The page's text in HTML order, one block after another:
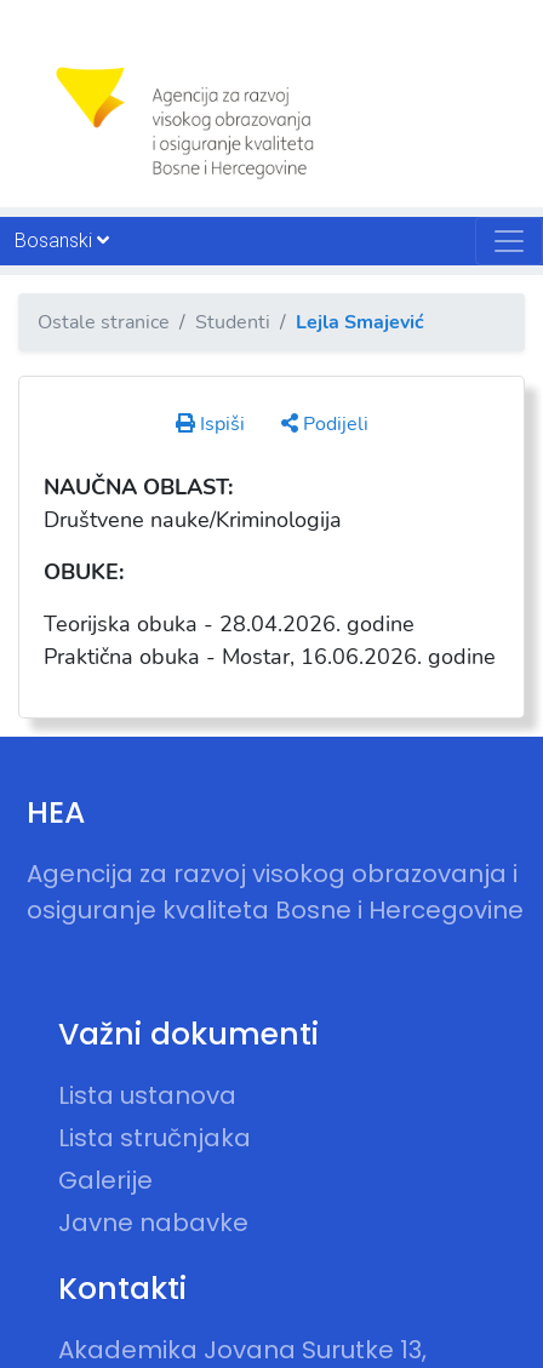
Bosanski
Ostale stranice Studenti Lejla Smajević
Ispiši Podijeli
NAUČNA OBLAST:
Društvene nauke/Kriminologija
OBUKE:
Teorijska obuka - 28.04.2026. godine
Praktična obuka - Mostar, 16.06.2026. godine
HEA
Agencija za razvoj visokog obrazovanja i
osiguranje kvaliteta Bosne i Hercegovine
Važni dokumenti
Lista ustanova
Lista stručnjaka
Galerije
Javne nabavke
Kontakti
Akademika Jovana Surutke 13,